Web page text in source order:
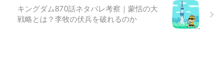
キングダム870話ネタバレ考察｜蒙恬の大
戦略とは？李牧の伏兵を破れるのか